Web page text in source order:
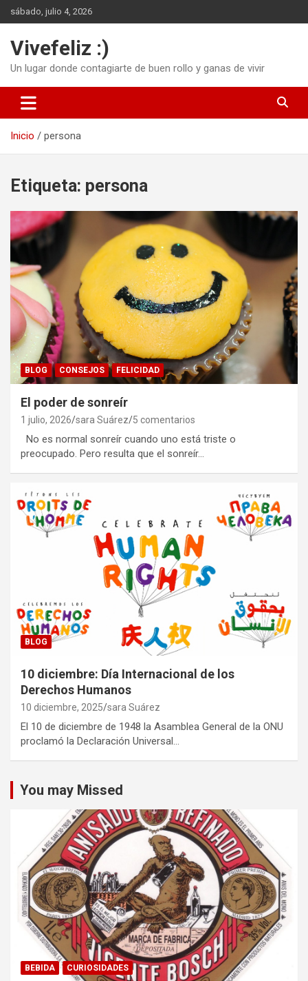
Saltar
al
sábado, julio 4, 2026
Vivefeliz :)
Un lugar donde contagiarte de buen rollo y ganas de vivir
Inicio persona
Etiqueta: persona
BLOG CONSEJOS FELICIDAD
El poder de sonreír
1 julio, 2026 sara Suárez 5 comentarios
No es normal sonreír cuando uno está triste o
preocupado. Pero resulta que el sonreír…
BLOG
10 diciembre: Día Internacional de los
Derechos Humanos
10 diciembre, 2025 sara Suárez
El 10 de diciembre de 1948 la Asamblea General de la ONU
proclamó la Declaración Universal…
You may Missed
BEBIDA CURIOSIDADES